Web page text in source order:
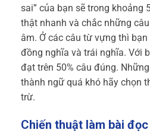
sai” của bạn sẽ trong khoảng
thật nhanh và chắc những
âm. Ở các câu từ vựng thì
đồng nghĩa và trái nghĩa. Với
đạt trên 50% câu đúng.
thành ngữ quá khó hãy chọn
trừ.
Chiến thuật làm bài